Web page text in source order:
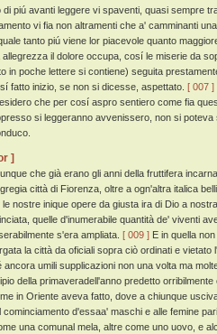
piú avanti leggere vi spaventi, quasi sempre
vi fia non altramenti che a' camminanti
tanto piú viene lor piacevole quanto
allegrezza il dolore occupa, cosí le miserie da
in poche lettere si contiene) seguita
fatto inizio, se non si dicesse, aspettato. [ 007 ]
che per cosí aspro sentiero come fia
si leggeranno avvenissero, non si
]
che già erano gli anni della fruttifera
città di Fiorenza, oltre a ogn'altra italica
nostre inique opere da giusta ira di Dio a
quelle d'inumerabile quantità de' viventi
s'era ampliata. [ 009 ] E in quella
la città da oficiali sopra ciò ordinati e
ancora umili supplicazioni non una volta ma
della primaveradell'anno predetto
in Oriente aveva fatto, dove a chiunque
d'essaa' maschi e alle femine
una comunal mela, altre come uno uovo, e